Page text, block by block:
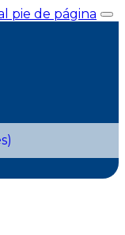
pie de página
)